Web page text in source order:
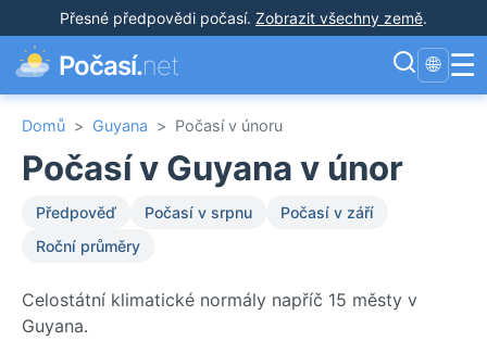
Přesné předpovědi počasí. Zobrazit všechny země.
Počasí.net 🌐 ☰
Domů > Guyana > Počasí v únoru
Počasí v Guyana v únor
Předpověď Počasí v srpnu
Počasí v září
Roční průměry
Celostátní klimatické normály napříč 15 městy v
Guyana.